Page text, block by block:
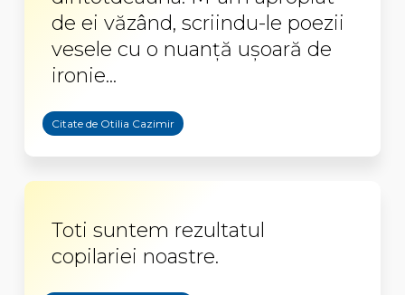
de ei văzând, scriindu-le poezii
vesele cu o nuanţă uşoară de
ironie...
Citate de Otilia Cazimir
Toti suntem rezultatul
copilariei noastre.